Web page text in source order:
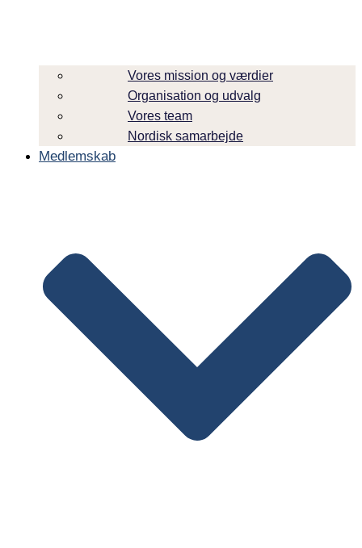
Vores mission og værdier
Organisation og udvalg
Vores team
Nordisk samarbejde
Medlemskab